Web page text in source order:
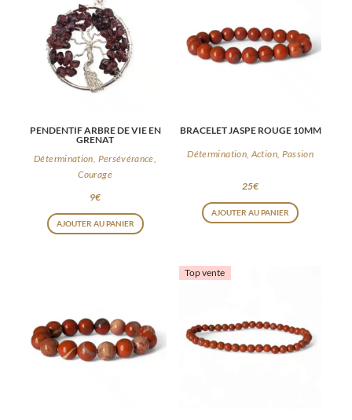
PENDENTIF ARBRE DE VIE EN
GRENAT
Détermination, Persévérance,
Courage
9€
AJOUTER AU PANIER
BRACELET JASPE ROUGE 10MM
Détermination, Action, Passion
25€
AJOUTER AU PANIER
Top vente